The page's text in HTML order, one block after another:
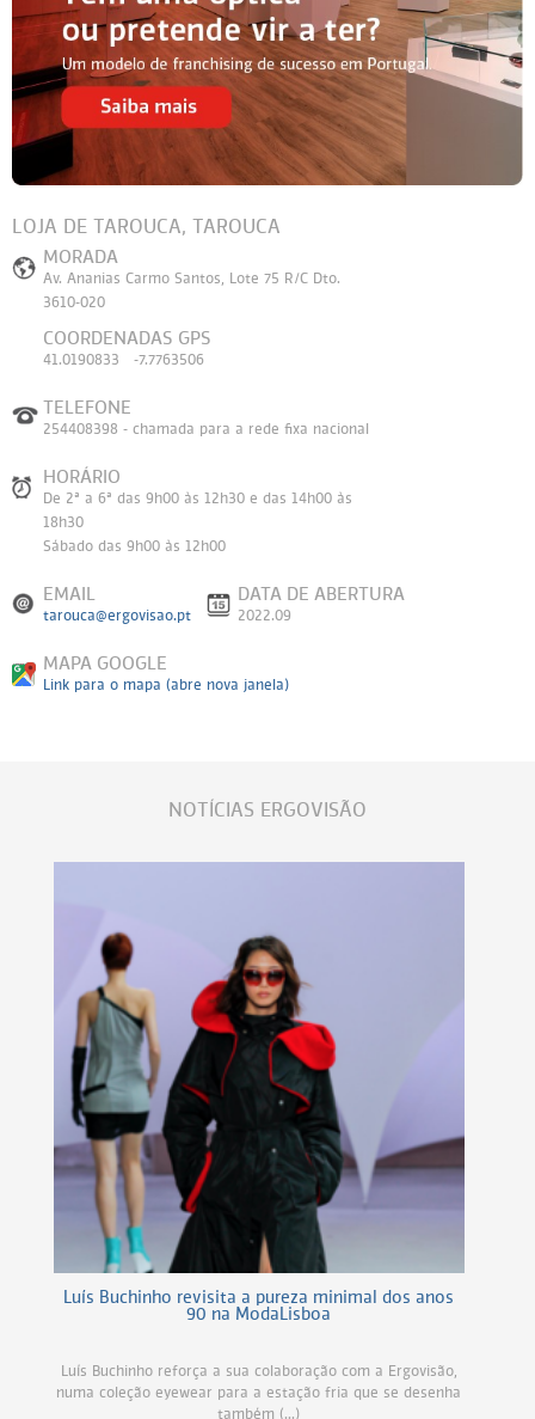
LOJA DE TAROUCA, TAROUCA
MORADA
Av. Ananias Carmo Santos, Lote 75 R/C Dto.
3610-020
COORDENADAS GPS
41.0190833 -7.7763506
TELEFONE
254408398 - chamada para a rede fixa nacional
HORÁRIO
De 2ª a 6ª das 9h00 às 12h30 e das 14h00 às
18h30
Sábado das 9h00 às 12h00
EMAIL
tarouca@ergovisao.pt
DATA DE ABERTURA
2022.09
MAPA GOOGLE
Link para o mapa (abre nova janela)
NOTÍCIAS ERGOVISÃO
Luís Buchinho revisita a pureza minimal dos anos
90 na ModaLisboa
Luís Buchinho reforça a sua colaboração com a Ergovisão,
numa coleção eyewear para a estação fria que se desenha
também (...)